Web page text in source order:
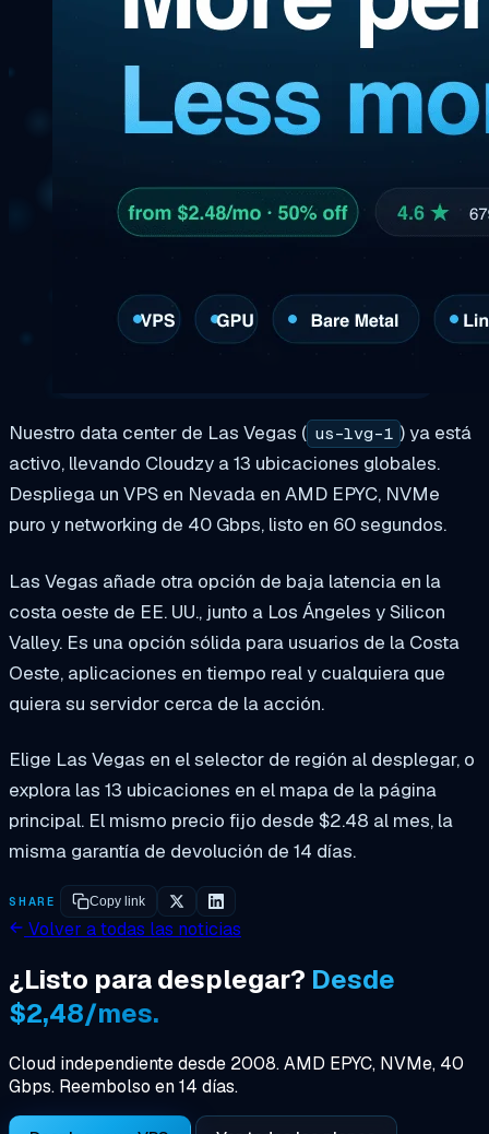
Nuestro data center de Las Vegas ( us-lvg-1 ) ya está
activo, llevando Cloudzy a 13 ubicaciones globales.
Despliega un VPS en Nevada en AMD EPYC, NVMe
puro y networking de 40 Gbps, listo en 60 segundos.
Las Vegas añade otra opción de baja latencia en la
costa oeste de EE. UU., junto a Los Ángeles y Silicon
Valley. Es una opción sólida para usuarios de la Costa
Oeste, aplicaciones en tiempo real y cualquiera que
quiera su servidor cerca de la acción.
Elige Las Vegas en el selector de región al desplegar, o
explora las 13 ubicaciones en el mapa de la página
principal. El mismo precio fijo desde $2.48 al mes, la
misma garantía de devolución de 14 días.
SHARE Copy link
Volver a todas las noticias
¿Listo para desplegar? Desde
$2,48/mes.
Cloud independiente desde 2008. AMD EPYC, NVMe, 40
Gbps. Reembolso en 14 días.